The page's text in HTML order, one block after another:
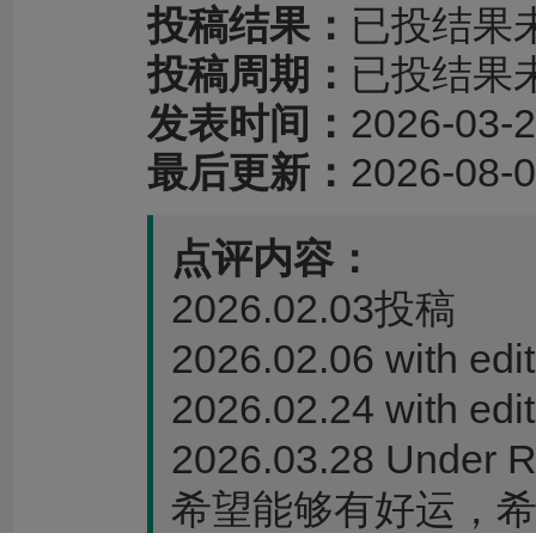
投稿结果： 已投结果
投稿周期： 已投结果
发表时间： 2026-03-
最后更新： 2026-08-
点评内容：
2026.02.03投稿
2026.02.06 with
2026.02.24 with
2026.03.28 Under
希望能够有好运，